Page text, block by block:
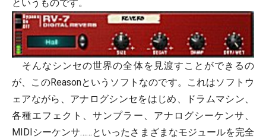
というものです。
そんなシンセの世界の全体を見渡すことができるの
が、このReasonというソフトなのです。これはソフトウ
ェアながら、アナログシンセをはじめ、ドラムマシン、
各種エフェクト、サンプラー、アナログシーケンサ、
MIDIシーケンサ……といったさまざまなモジュールを完全